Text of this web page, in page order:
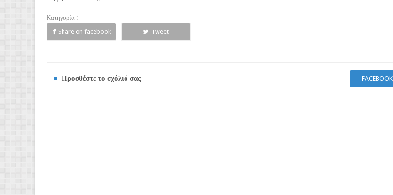
Κατηγορία :
Share on facebook
Tweet
Προσθέστε το σχόλιό σας FACEBOOK